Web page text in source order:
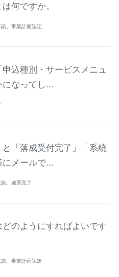
何ですか。
、事業計画認定
込種別・サービスメニュ
なってし...
と「落成受付完了」「系統
メールで...
、連系完了
のようにすればよいです
、事業計画認定